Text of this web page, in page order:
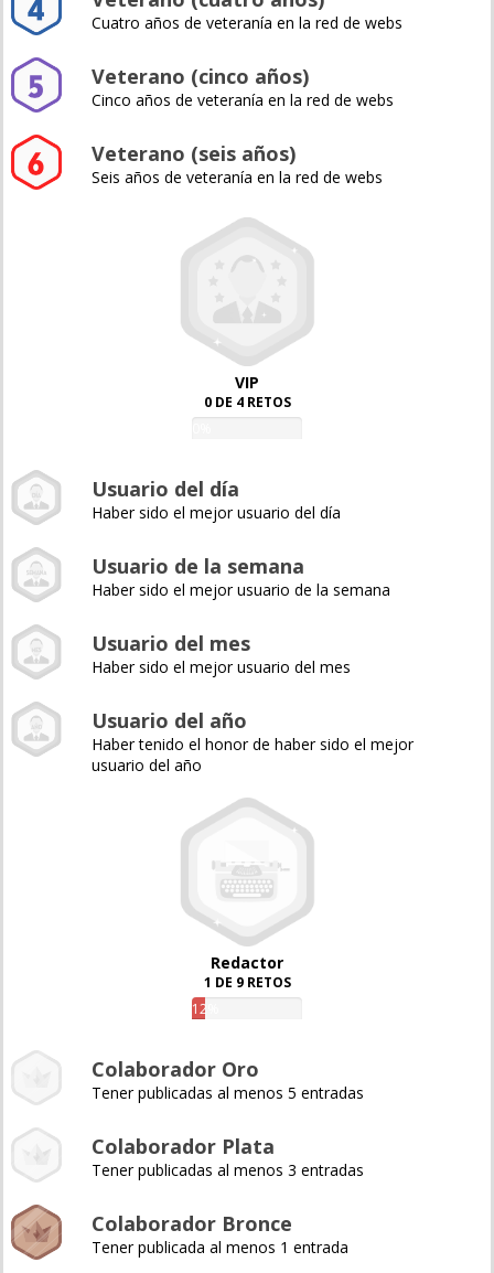
Cuatro años de veteranía en la red de webs
Veterano (cinco años)
Cinco años de veteranía en la red de webs
Veterano (seis años)
Seis años de veteranía en la red de webs
VIP
0 DE 4 RETOS
Usuario del día
Haber sido el mejor usuario del día
Usuario de la semana
Haber sido el mejor usuario de la semana
Usuario del mes
Haber sido el mejor usuario del mes
Usuario del año
Haber tenido el honor de haber sido el mejor
usuario del año
Redactor
1 DE 9 RETOS
12%
Colaborador Oro
Tener publicadas al menos 5 entradas
Colaborador Plata
Tener publicadas al menos 3 entradas
Colaborador Bronce
Tener publicada al menos 1 entrada